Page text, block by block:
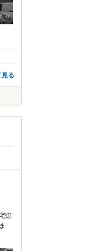
0
る
街